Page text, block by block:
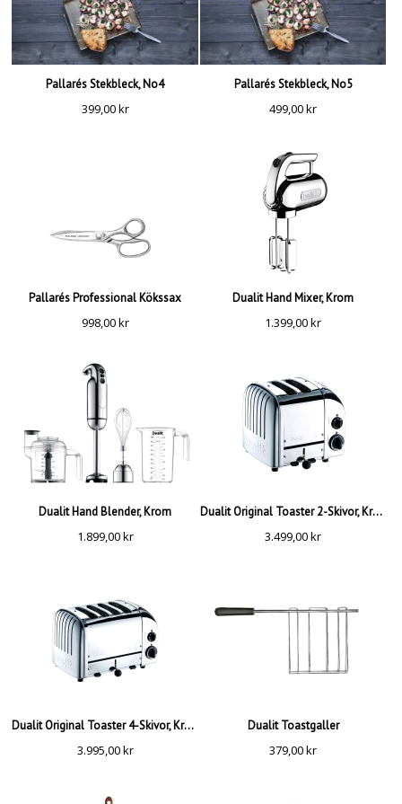
Pallarés Stekbleck, No4
399,00kr
Pallarés Stekbleck, No5
499,00kr
Pallarés Professional Kökssax
998,00kr
Dualit Hand Mixer, Krom
1.399,00kr
Dualit Hand Blender, Krom
1.899,00kr
Dualit Original Toaster 2-Skivor, Krom
3.499,00kr
Dualit Original Toaster 4-Skivor, Krom
3.995,00kr
Dualit Toastgaller
379,00kr